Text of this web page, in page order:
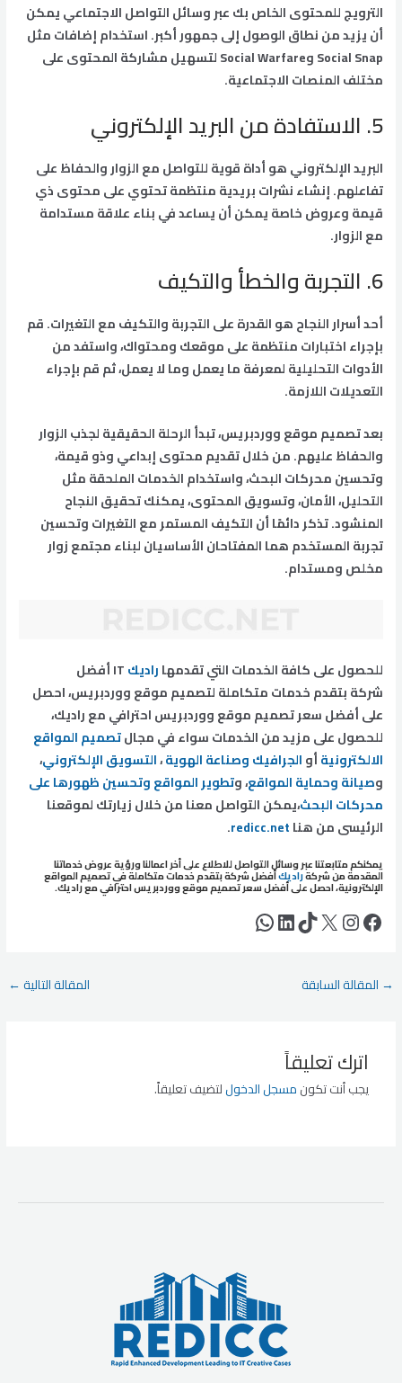
الترويج للمحتوى الخاص بك عبر وسائل التواصل الاجتماعي يمكن
أن يزيد من نطاق الوصول إلى جمهور أكبر. استخدام إضافات مثل
Social Snap وSocial Warfare لتسهيل مشاركة المحتوى على
مختلف المنصات الاجتماعية.
5. الاستفادة من البريد الإلكتروني
البريد الإلكتروني هو أداة قوية للتواصل مع الزوار والحفاظ على
تفاعلهم. إنشاء نشرات بريدية منتظمة تحتوي على محتوى ذي
قيمة وعروض خاصة يمكن أن يساعد في بناء علاقة مستدامة
مع الزوار.
6. التجربة والخطأ والتكيف
أحد أسرار النجاح هو القدرة على التجربة والتكيف مع التغيرات. قم
بإجراء اختبارات منتظمة على موقعك ومحتواك، واستفد من
الأدوات التحليلية لمعرفة ما يعمل وما لا يعمل، ثم قم بإجراء
التعديلات اللازمة.
بعد تصميم موقع ووردبريس، تبدأ الرحلة الحقيقية لجذب الزوار
والحفاظ عليهم. من خلال تقديم محتوى إبداعي وذو قيمة،
وتحسين محركات البحث، واستخدام الخدمات الملحقة مثل
التحليل، الأمان، وتسويق المحتوى، يمكنك تحقيق النجاح
المنشود. تذكر دائمًا أن التكيف المستمر مع التغيرات وتحسين
تجربة المستخدم هما المفتاحان الأساسيان لبناء مجتمع زوار
مخلص ومستدام.
للحصول على كافة الخدمات التي تقدمهاراديك
IT أفضل
شركة بتقدم خدمات متكاملة لتصميم موقع ووردبريس، احصل
على أفضل سعر تصميم موقع ووردبريس احترافي مع راديك،
للحصول على مزيد من الخدمات سواء في مجالتصميم المواقع
الالكترونيةأوالجرافيك وصناعة الهوية،التسويق الإلكتروني،
وصيانة وحماية المواقع، وتطوير المواقع وتحسين ظهورها على
محركات البحث،يمكن التواصل معنا من خلال زيارتك لموقعنا
الرئيسى من هناredicc.net
.
يمكنكم متابعتنا عبر وسائل التواصل للاطلاع على أخر اعمالنا ورؤية عروض خدماتنا
المقدمة من شركةراديكأفضل شركة بتقدم خدمات متكاملة فيتصميم المواقع
الإلكترونية، احصل على أفضل سعر تصميم موقع ووردبريس احترافي مع راديك.
فيسبوك
إنستجرام
إكس
تيك توك
لينكد إنواتساب
Post
→ المقالة السابقة المقالة التالية←
اترك تعليقاً
يجب أنت تكونمسجل الدخوللتضيف تعليقاً.